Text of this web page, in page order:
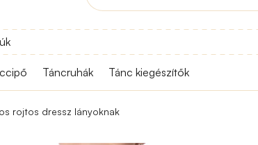
Táncruhák Tánc kiegészítők
rojtos dressz lányoknak